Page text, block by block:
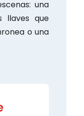
una
llaves que
o una